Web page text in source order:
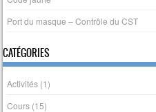
Port du masque – Contrôle du CST
CATÉGORIES
Activités (1)
Cours (15)